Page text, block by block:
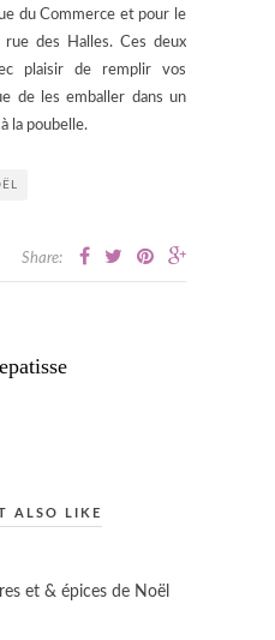
du Commerce et pour le
rue des Halles. Ces deux
plaisir de remplir vos
de les emballer dans un
la poubelle.
Share:
ALSO LIKE
et & épices de Noël